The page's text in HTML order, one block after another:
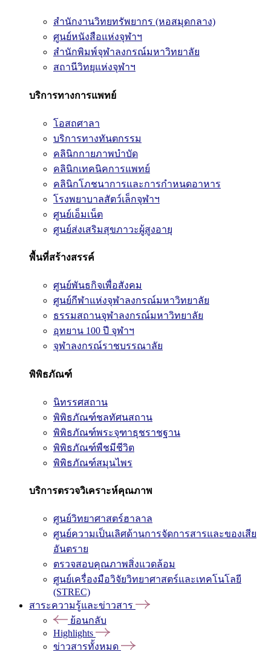
สำนักงานวิทยทรัพยากร (หอสมุดกลาง)
ศูนย์หนังสือแห่งจุฬาฯ
สำนักพิมพ์จุฬาลงกรณ์มหาวิทยาลัย
สถานีวิทยุแห่งจุฬาฯ
บริการทางการแพทย์
โอสถศาลา
บริการทางทันตกรรม
คลินิกกายภาพบำบัด
คลินิกเทคนิคการแพทย์
คลินิกโภชนาการและการกำหนดอาหาร
โรงพยาบาลสัตว์เล็กจุฬาฯ
ศูนย์เอ็มเน็ต
ศูนย์ส่งเสริมสุขภาวะผู้สูงอายุ
พื้นที่สร้างสรรค์
ศูนย์พันธกิจเพื่อสังคม
ศูนย์กีฬาแห่งจุฬาลงกรณ์มหาวิทยาลัย
ธรรมสถานจุฬาลงกรณ์มหาวิทยาลัย
อุทยาน 100 ปี จุฬาฯ
จุฬาลงกรณ์ราชบรรณาลัย
พิพิธภัณฑ์
นิทรรศสถาน
พิพิธภัณฑ์ชลทัศนสถาน
พิพิธภัณฑ์พระจุฑาธุชราชฐาน
พิพิธภัณฑ์พืชมีชีวิต
พิพิธภัณฑ์สมุนไพร
บริการตรวจวิเคราะห์คุณภาพ
ศูนย์วิทยาศาสตร์ฮาลาล
ศูนย์ความเป็นเลิศด้านการจัดการสารและของเสีย
อันตราย
ตรวจสอบคุณภาพสิ่งแวดล้อม
ศูนย์เครื่องมือวิจัยวิทยาศาสตร์และเทคโนโลยี
(STREC)
สาระความรู้และข่าวสาร
ย้อนกลับ
Highlights
ข่าวสารทั้งหมด